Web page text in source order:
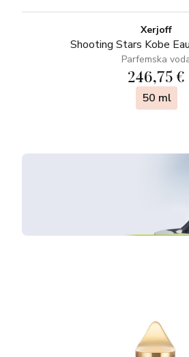
Xerjoff
Shooting Stars Kobe
Parfemska
246,75 €
50 ml